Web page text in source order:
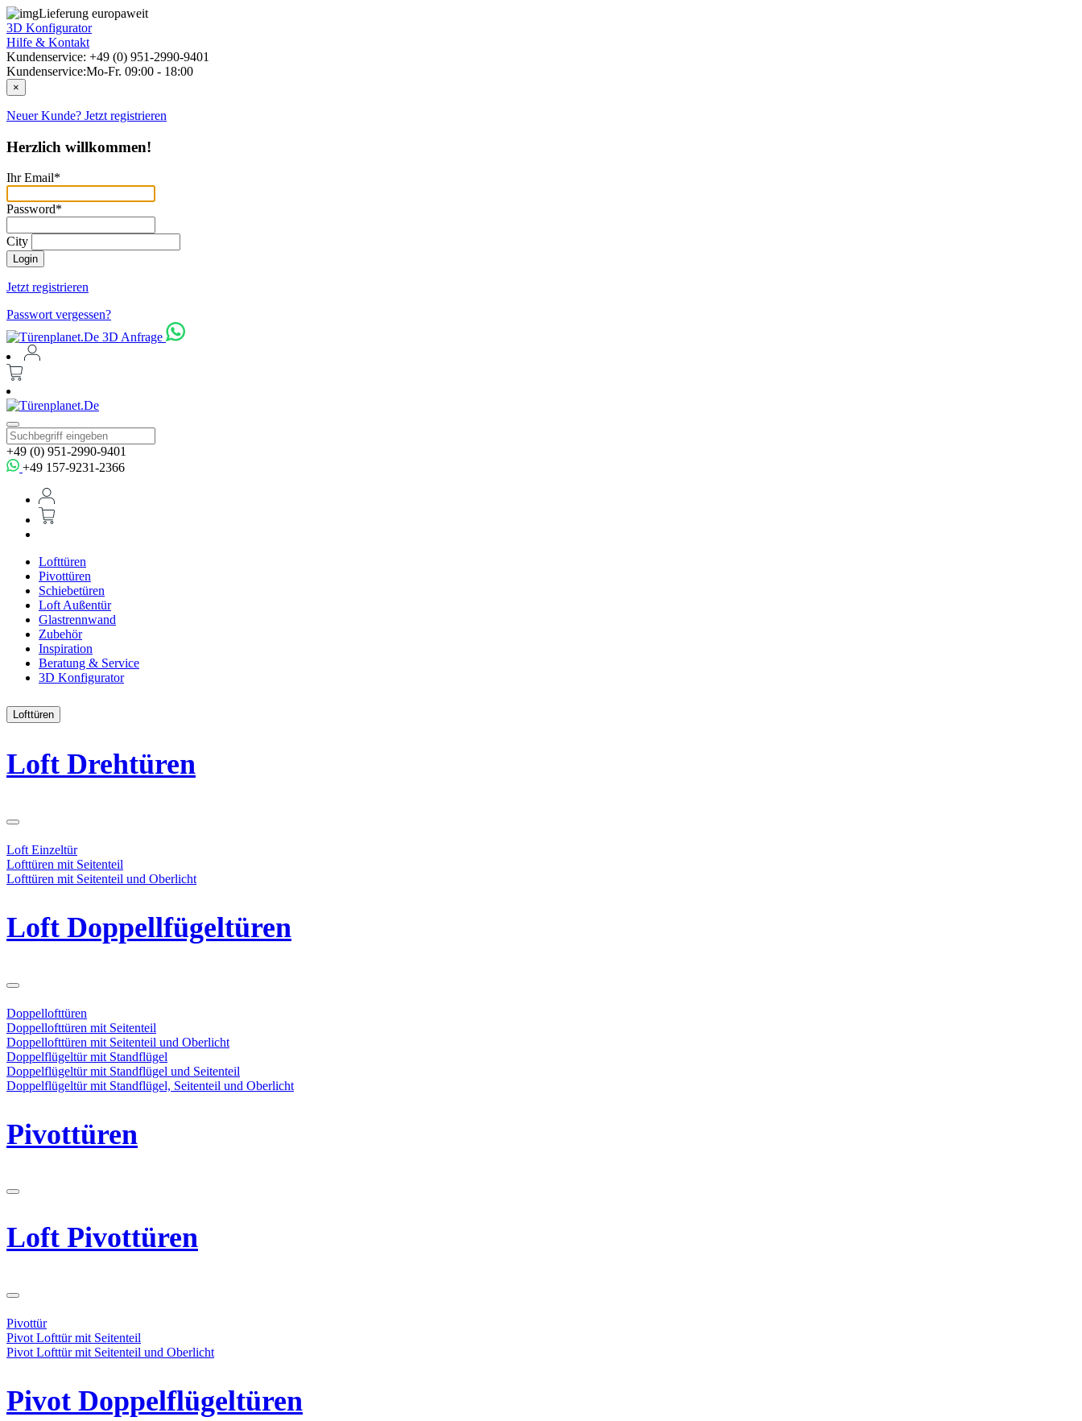
Lieferung europaweit
3D Konfigurator
Hilfe & Kontakt
Kundenservice: +49 (0) 951-2990-9401
Kundenservice:Mo-Fr. 09:00 - 18:00
×
Neuer Kunde? Jetzt registrieren
Herzlich willkommen!
Ihr Email*
Password*
City
Login
Jetzt registrieren
Passwort vergessen?
3D Anfrage
+49 (0) 951-2990-9401
+49 157-9231-2366
Lofttüren
Pivottüren
Schiebetüren
Loft Außentür
Glastrennwand
Zubehör
Inspiration
Beratung & Service
3D Konfigurator
Lofttüren
Loft Drehtüren
Loft Einzeltür
Lofttüren mit Seitenteil
Lofttüren mit Seitenteil und Oberlicht
Loft Doppellfügeltüren
Doppellofttüren
Doppellofttüren mit Seitenteil
Doppellofttüren mit Seitenteil und Oberlicht
Doppelflügeltür mit Standflügel
Doppelflügeltür mit Standflügel und Seitenteil
Doppelflügeltür mit Standflügel, Seitenteil und Oberlicht
Pivottüren
Loft Pivottüren
Pivottür
Pivot Lofttür mit Seitenteil
Pivot Lofttür mit Seitenteil und Oberlicht
Pivot Doppelflügeltüren